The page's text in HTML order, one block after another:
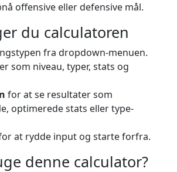
offensive eller defensive mål.
du calculatoren
fra dropdown-menuen.
som niveau, typer, stats og
for at se resultater som
optimerede stats eller type-
at rydde input og starte forfra.
denne calculator?